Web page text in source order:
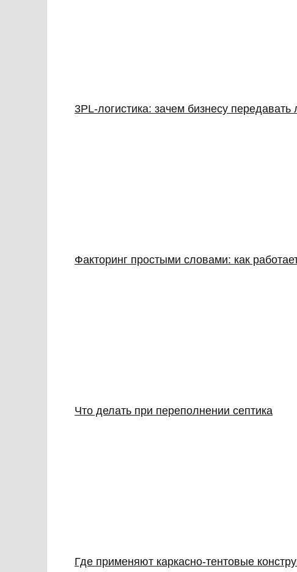
3PL‑логистика: зачем бизнесу передавать
Факторинг простыми словами: как
Что делать при переполнении септика
Где применяют каркасно‑тентовые